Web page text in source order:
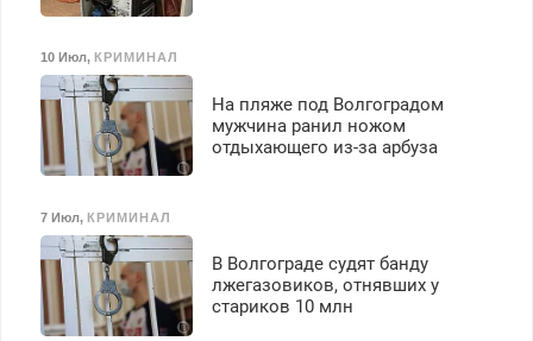
10 Июл, КРИМИНАЛ
На пляже под Волгоградом
мужчина ранил ножом
отдыхающего из-за арбуза
7 Июл, КРИМИНАЛ
В Волгограде судят банду
лжегазовиков, отнявших у
стариков 10 млн